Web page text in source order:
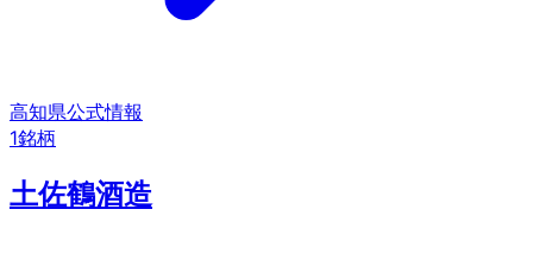
高知県公式情報
1銘柄
土佐鶴酒造